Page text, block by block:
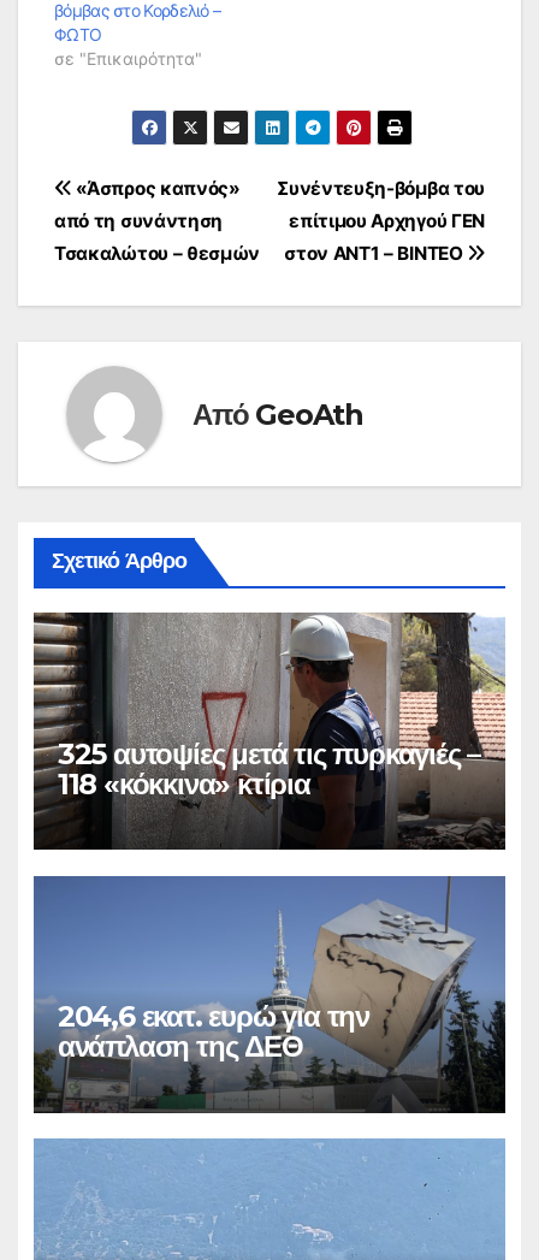
βόμβας στο Κορδελιό –
ΦΩΤΟ
σε "Επικαιρότητα"
Πλοήγηση
άρθρων
Συνέντευξη-βόμβα του
επίτιμου Αρχηγού ΓΕΝ
στον ΑΝΤ1 – ΒΙΝΤΕΟ
«Άσπρος καπνός»
από τη συνάντηση
Τσακαλώτου – θεσμών
Από GeoAth
Σχετικό Άρθρο
325 αυτοψίες μετά τις πυρκαγιές –
118 «κόκκινα» κτίρια
204,6 εκατ. ευρώ για την
ανάπλαση της ΔΕΘ